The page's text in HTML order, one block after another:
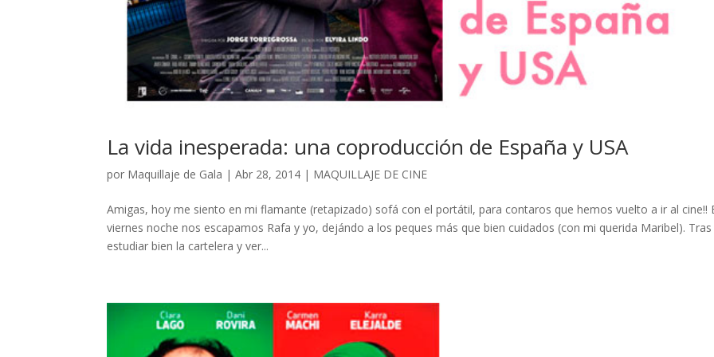
La vida inesperada: una coproducción de España y USA
por Maquillaje de Gala |Abr 28, 2014 | MAQUILLAJE DE CINE
Amigas, hoy me siento en mi flamante (retapizado) sofá con el portátil, para contaros que hemos vuelto a ir al cine!!
viernes noche nos escapamos Rafa y yo, dejándo a los peques más que bien cuidados (con mi querida Maribel). Tras
estudiar bien la cartelera y ver...